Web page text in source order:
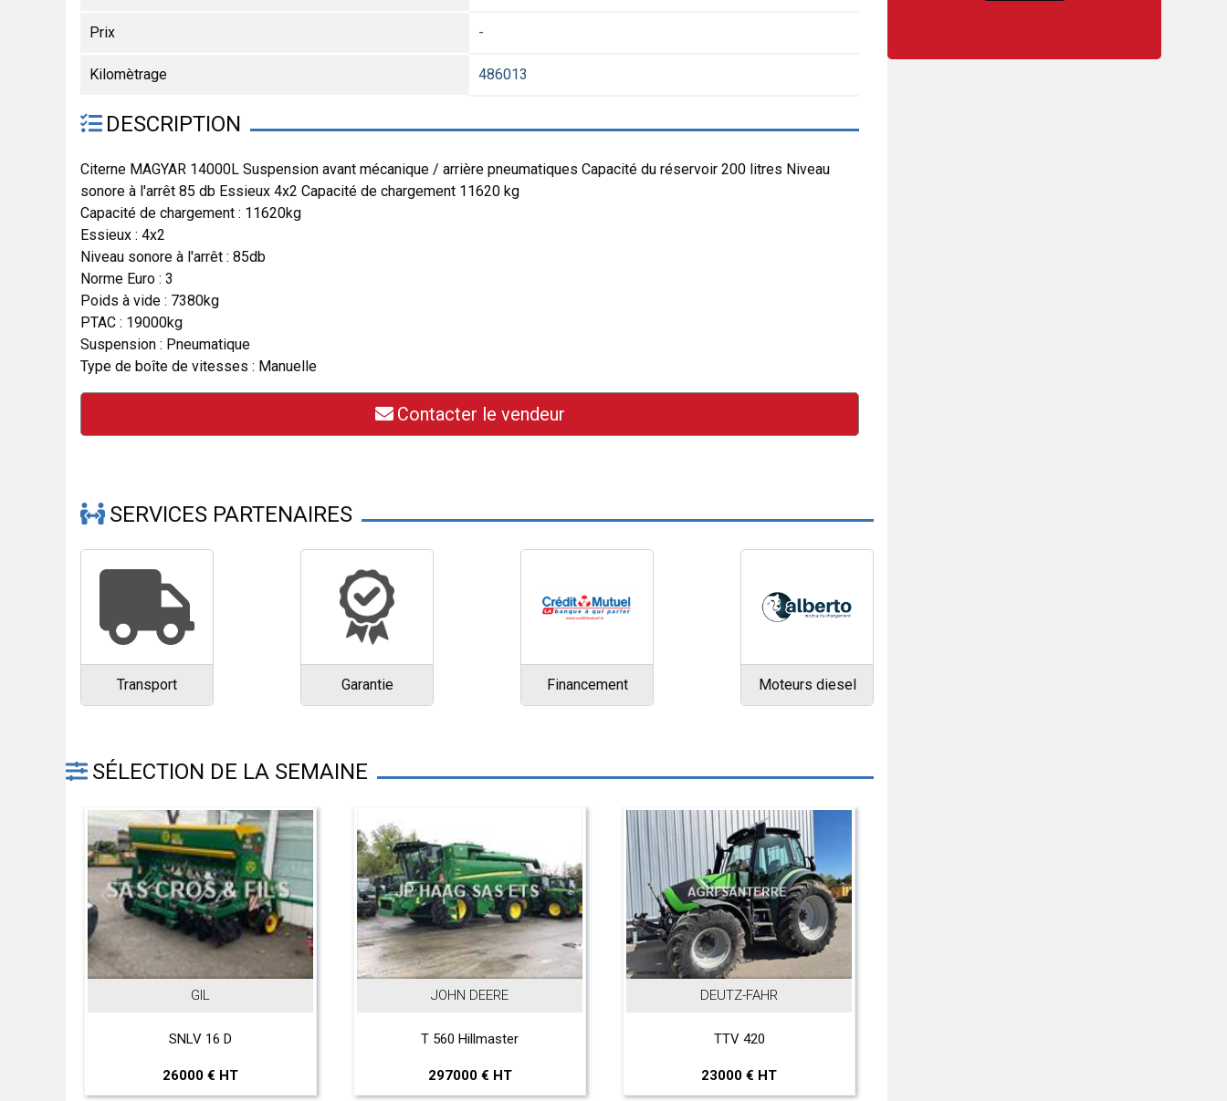
Prix -
Kilomètrage 486013
DESCRIPTION
Citerne MAGYAR 14000L Suspension avant mécanique / arrière pneumatiques Capacité du réservoir 200 litres Niveau
sonore à l'arrêt 85 db Essieux 4x2 Capacité de chargement 11620 kg
Capacité de chargement : 11620kg
Essieux : 4x2
Niveau sonore à l'arrêt : 85db
Norme Euro : 3
Poids à vide : 7380kg
PTAC : 19000kg
Suspension : Pneumatique
Type de boîte de vitesses : Manuelle
Contacter le vendeur
SERVICES PARTENAIRES
Transport Garantie Financement Moteurs diesel
SÉLECTION DE LA SEMAINE